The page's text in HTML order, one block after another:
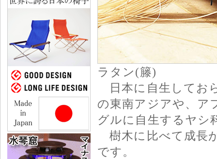
ラタン(籐)
日本に自生してお
の東南アジアや、ア
グルに自生するヤシ
樹木に比べて成長
です。